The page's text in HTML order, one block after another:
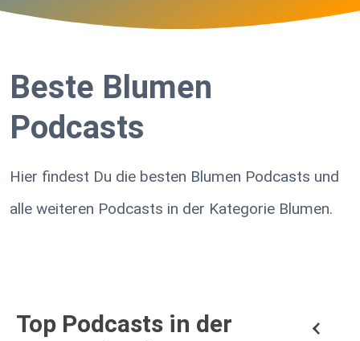
Beste Blumen
Podcasts
Hier findest Du die besten Blumen Podcasts und
alle weiteren Podcasts in der Kategorie Blumen.
Top Podcasts in der